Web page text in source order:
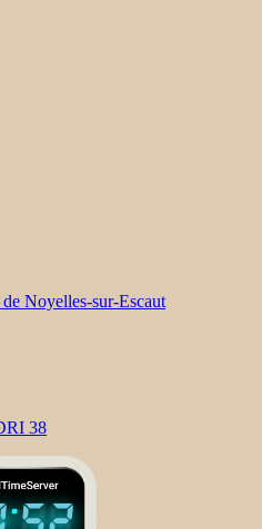
Noyelles-sur-Escaut
38